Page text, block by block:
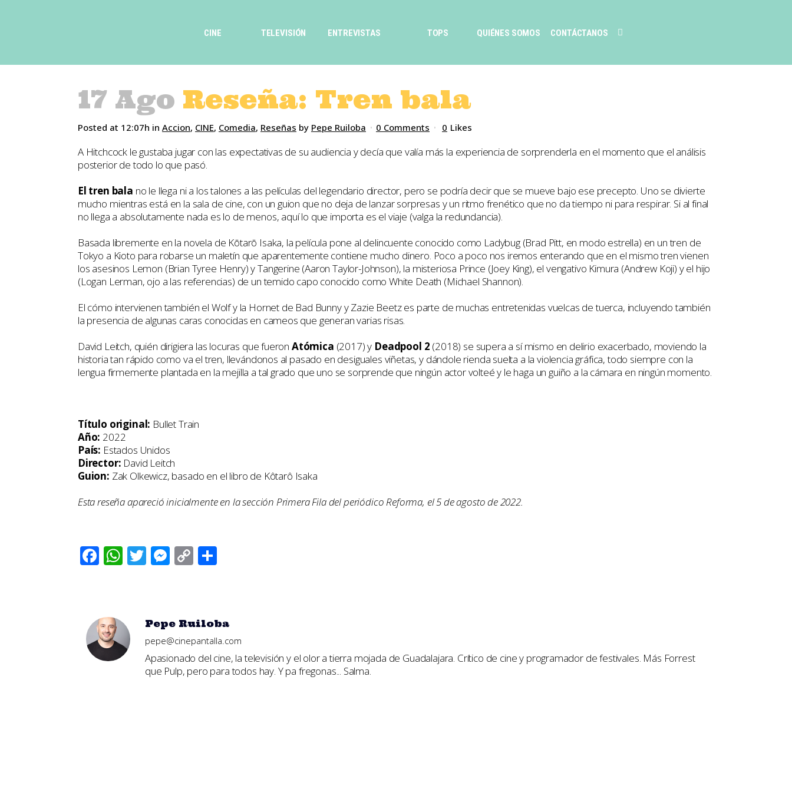
CINE TELEVISIÓN ENTREVISTAS TOPS QUIÉNES SOMOS CONTÁCTANOS
17 Ago Reseña: Tren bala
Posted at 12:07h in Accion, CINE, Comedia, Reseñas by Pepe Ruiloba 0 Comments 0 Likes
A Hitchcock le gustaba jugar con las expectativas de su audiencia y decía que valía más la experiencia de sorprenderla en el momento que el análisis
posterior de todo lo que pasó.
El tren bala no le llega ni a los talones a las películas del legendario director, pero se podría decir que se mueve bajo ese precepto. Uno se divierte
mucho mientras está en la sala de cine, con un guion que no deja de lanzar sorpresas y un ritmo frenético que no da tiempo ni para respirar. Si al final
no llega a absolutamente nada es lo de menos, aquí lo que importa es el viaje (valga la redundancia).
Basada libremente en la novela de Kōtarō Isaka, la película pone al delincuente conocido como Ladybug (Brad Pitt, en modo estrella) en un tren de
Tokyo a Kioto para robarse un maletín que aparentemente contiene mucho dinero. Poco a poco nos iremos enterando que en el mismo tren vienen
los asesinos Lemon (Brian Tyree Henry) y Tangerine (Aaron Taylor-Johnson), la misteriosa Prince (Joey King), el vengativo Kimura (Andrew Koji) y el hijo
(Logan Lerman, ojo a las referencias) de un temido capo conocido como White Death (Michael Shannon).
El cómo intervienen también el Wolf y la Hornet de Bad Bunny y Zazie Beetz es parte de muchas entretenidas vuelcas de tuerca, incluyendo también
la presencia de algunas caras conocidas en cameos que generan varias risas.
David Leitch, quién dirigiera las locuras que fueron Atómica (2017) y Deadpool 2 (2018) se supera a sí mismo en delirio exacerbado, moviendo la
historia tan rápido como va el tren, llevándonos al pasado en desiguales viñetas, y dándole rienda suelta a la violencia gráfica, todo siempre con la
lengua firmemente plantada en la mejilla a tal grado que uno se sorprende que ningún actor volteé y le haga un guiño a la cámara en ningún momento.
Título original: Bullet Train
Año: 2022
País: Estados Unidos
Director: David Leitch
Guion: Zak Olkewicz, basado en el libro de Kôtarô Isaka
Esta reseña apareció inicialmente en la sección Primera Fila del periódico Reforma, el 5 de agosto de 2022.
Facebook
WhatsApp
Twitter
Messenger
Copy
Pepe Ruiloba
pepe@cinepantalla.com
Apasionado del cine, la televisión y el olor a tierra mojada de Guadalajara. Crítico de cine y programador de festivales. Más Forrest
que Pulp, pero para todos hay. Y pa fregonas... Salma.